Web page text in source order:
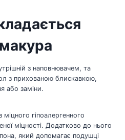
з наповнювачем, та
з прихованою блискавкою,
або заміни.
гіпоалергенного
міцності. Додатково до нього
який допомагає подушці